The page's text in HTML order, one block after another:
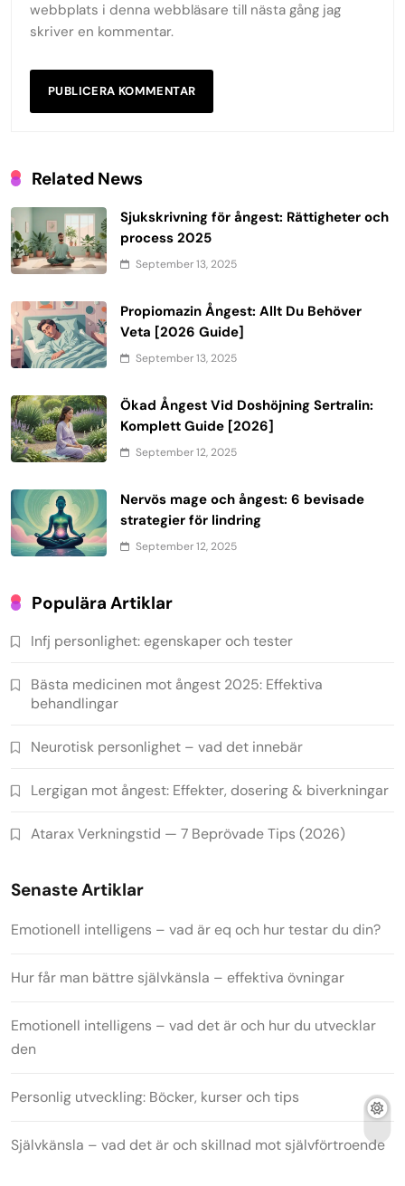
webbplats i denna webbläsare till nästa gång jag
skriver en kommentar.
Related News
Sjukskrivning för ångest: Rättigheter och
process 2025
September 13, 2025
Propiomazin Ångest: Allt Du Behöver
Veta [2026 Guide]
September 13, 2025
Ökad Ångest Vid Doshöjning Sertralin:
Komplett Guide [2026]
September 12, 2025
Nervös mage och ångest: 6 bevisade
strategier för lindring
September 12, 2025
Populära Artiklar
Infj personlighet: egenskaper och tester
Bästa medicinen mot ångest 2025: Effektiva
behandlingar
Neurotisk personlighet – vad det innebär
Lergigan mot ångest: Effekter, dosering & biverkningar
Atarax Verkningstid — 7 Beprövade Tips (2026)
Senaste Artiklar
Emotionell intelligens – vad är eq och hur testar du din?
Hur får man bättre självkänsla – effektiva övningar
Emotionell intelligens – vad det är och hur du utvecklar
den
Personlig utveckling: Böcker, kurser och tips
Självkänsla – vad det är och skillnad mot självförtroende